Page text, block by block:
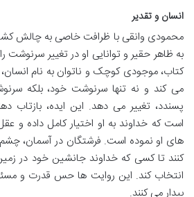
انسان و تقدیر
محمودی وانقی با ظرافت خاصی به چالش
به ظاهر حقیر و توانایی او در تغییر
کتاب، موجودی کوچک و ناتوان به نام انسان،
می کند و نه تنها سرنوشت خود، بلکه
پسندد، تغییر می دهد. این ایده، بازتاب
است که خداوند به او اختیار کامل داده و
های او نموده است. فرشتگان در آسمان،
کنند تا کسی که خداوند جانشین خود در زمین
انتخاب کند. این روایت ها حس قدرت و
بیدار می کنند.